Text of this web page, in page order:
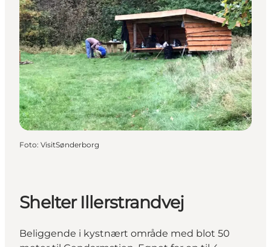
Foto: VisitSønderborg
Shelter Illerstrandvej
Beliggende i kystnært område med blot 50